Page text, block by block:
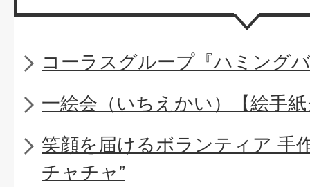
コーラスグループ『ハミング
一絵会（いちえかい）【絵手
笑顔を届けるボランティア 手
チャチャ”